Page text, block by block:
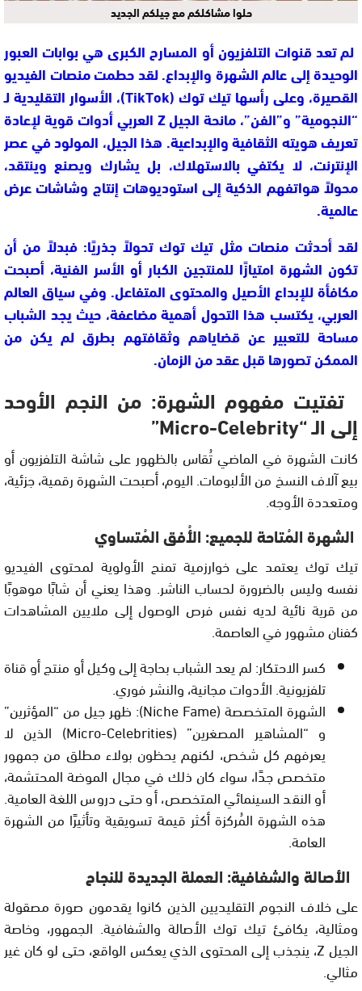
حلوا مشاكلكم مع جيلكم الجديد
لم تعد قنوات التلفزيون أو المسارح الكبرى هي بوابات العبور
الوحيدة إلى عالم الشهرة والإبداع. لقد حطمت منصات الفيديو
القصيرة، وعلى رأسها تيك توك (TikTok)، الأسوار التقليدية لـ
“النجومية” و”الفن”، مانحة الجيل Z العربي أدوات قوية لإعادة
تعريف هويته الثقافية والإبداعية. هذا الجيل، المولود في عصر
الإنترنت، لا يكتفي بالاستهلاك، بل يشارك ويصنع وينتقد،
محولاً هواتفهم الذكية إلى استوديوهات إنتاج وشاشات عرض
عالمية.
لقد أحدثت منصات مثل تيك توك تحولاً جذريًا: فبدلاً من أن
تكون الشهرة امتيازًا للمنتجين الكبار أو الأسر الفنية، أصبحت
مكافأة للإبداع الأصيل والمحتوى المتفاعل. وفي سياق العالم
العربي، يكتسب هذا التحول أهمية مضاعفة، حيث يجد الشباب
مساحة للتعبير عن قضاياهم وثقافتهم بطرق لم يكن من
الممكن تصورها قبل عقد من الزمان.
تفتيت مفهوم الشهرة: من النجم الأوحد
إلى الـ “Micro-Celebrity”
كانت الشهرة في الماضي تُقاس بالظهور على شاشة التلفزيون أو
بيع آلاف النسخ من الألبومات. اليوم، أصبحت الشهرة رقمية، جزئية،
ومتعددة الأوجه.
الشهرة المُتاحة للجميع: الأُفق المُتساوي
تيك توك يعتمد على خوارزمية تمنح الأولوية لمحتوى الفيديو
نفسه وليس بالضرورة لحساب الناشر. وهذا يعني أن شابًا موهوبًا
من قرية نائية لديه نفس فرص الوصول إلى ملايين المشاهدات
كفنان مشهور في العاصمة.
كسر الاحتكار: لم يعد الشباب بحاجة إلى وكيل أو منتج أو قناة
تلفزيونية. الأدوات مجانية، والنشر فوري.
الشهرة المتخصصة (Niche Fame): ظهر جيل من “المؤثرين”
و “المشاهير المصغرين” (Micro-Celebrities) الذين لا
يعرفهم كل شخص، لكنهم يحظون بولاء مطلق من جمهور
متخصص جدًا، سواء كان ذلك في مجال الموضة المحتشمة،
أو النقد السينمائي المتخصص، أو حتى دروس اللغة العامية.
هذه الشهرة المُركزة أكثر قيمة تسويقية وتأثيرًا من الشهرة
العامة.
الأصالة والشفافية: العملة الجديدة للنجاح
على خلاف النجوم التقليديين الذين كانوا يقدمون صورة مصقولة
ومثالية، يكافئ تيك توك الأصالة والشفافية. الجمهور، وخاصة
الجيل Z، ينجذب إلى المحتوى الذي يعكس الواقع، حتى لو كان غير
مثالي.